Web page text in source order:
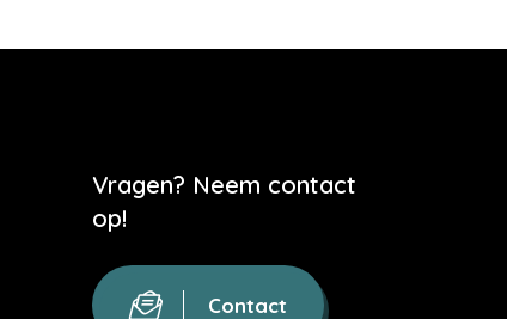
Vragen? Neem contact
op!
Contact